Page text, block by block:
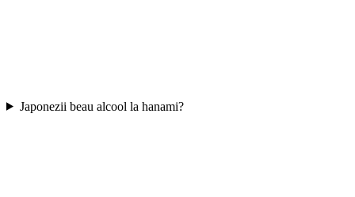
Japonezii beau alcool la hanami?